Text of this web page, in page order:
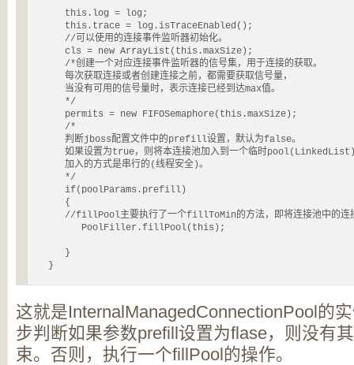
      this.log = log;
      this.trace = log.isTraceEnabled();
      //可以使用的连接事件监听器初始化。
      cls = new ArrayList(this.maxSize);
      /*创建一个对应连接事件监听器的信号集，用于连接的获取。
      每次获取连接或者创建连接之前，都需要获取信号量，
      当没有可用的信号量时，表示连接已经到达max值。
      */
      permits = new FIFOSemaphore(this.maxSize);
      /*
      判断jboss配置文件中的prefill设置，默认为false。
如果设置为true，则将本连接池加入到一个临时
      加入的方式是串行的(线程安全)。
      */
      if(poolParams.prefill)
      {
//fillPool主要执行了一个fillToMin的方法，即将连接池中的连
         PoolFiller.fillPool(this);
      }
   }
这就是InternalManagedConnectionPool的
步判断如果参数prefill设置为flase，则没有
束。否则，执行一个fillPool的操作。